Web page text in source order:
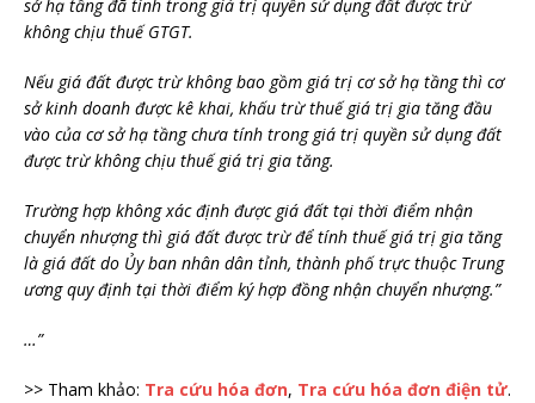
sở hạ tầng đã tính trong giá trị quyền sử dụng đất được trừ
không chịu thuế GTGT.
Nếu giá đất được trừ không bao gồm giá trị cơ sở hạ tầng thì cơ
sở kinh doanh được kê khai, khấu trừ thuế giá trị gia tăng đầu
vào của cơ sở hạ tầng chưa tính trong giá trị quyền sử dụng đất
được trừ không chịu thuế giá trị gia tăng.
Trường hợp không xác định được giá đất tại thời điểm nhận
chuyển nhượng thì giá đất được trừ để tính thuế giá trị gia tăng
là giá đất do Ủy ban nhân dân tỉnh, thành phố trực thuộc Trung
ương quy định tại thời điểm ký hợp đồng nhận chuyển nhượng.”
…”
>> Tham khảo: Tra cứu hóa đơn, Tra cứu hóa đơn điện tử.